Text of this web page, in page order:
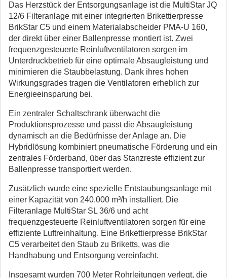
Das Herzstück der Entsorgungsanlage ist die MultiStar JQ
12/6 Filteranlage mit einer integrierten Brikettierpresse
BrikStar C5 und einem Materialabscheider PMA-U 160,
der direkt über einer Ballenpresse montiert ist. Zwei
frequenzgesteuerte Reinluftventilatoren sorgen im
Unterdruckbetrieb für eine optimale Absaugleistung und
minimieren die Staubbelastung. Dank ihres hohen
Wirkungsgrades tragen die Ventilatoren erheblich zur
Energieeinsparung bei.
Ein zentraler Schaltschrank überwacht die
Produktionsprozesse und passt die Absaugleistung
dynamisch an die Bedürfnisse der Anlage an. Die
Hybridlösung kombiniert pneumatische Förderung und ein
zentrales Förderband, über das Stanzreste effizient zur
Ballenpresse transportiert werden.
Zusätzlich wurde eine spezielle Entstaubungsanlage mit
einer Kapazität von 240.000 m³/h installiert. Die
Filteranlage MultiStar SL 36/6 und acht
frequenzgesteuerte Reinluftventilatoren sorgen für eine
effiziente Luftreinhaltung. Eine Brikettierpresse BrikStar
C5 verarbeitet den Staub zu Briketts, was die
Handhabung und Entsorgung vereinfacht.
Insgesamt wurden 700 Meter Rohrleitungen verlegt, die